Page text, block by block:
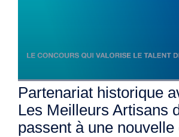
Partenariat historique
Les Meilleurs Artisans
passent à une